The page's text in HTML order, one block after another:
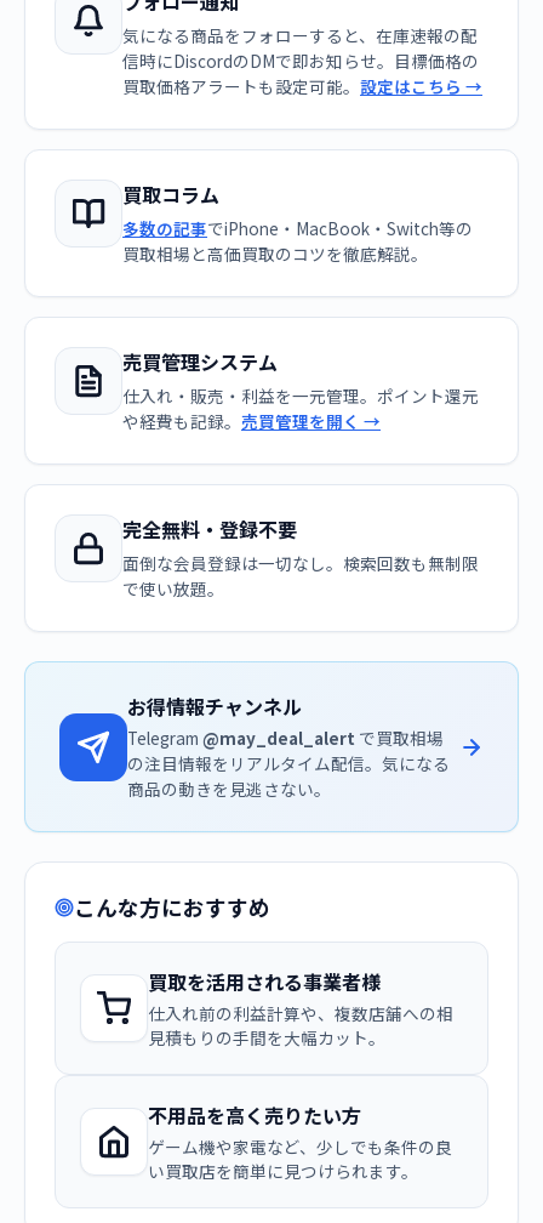
気になる商品をフォローすると、在庫速報の配
信時にDiscordのDMで即お知らせ。目標価格の
買取価格アラートも設定可能。 設定はこちら →
買取コラム
多数の記事でiPhone・MacBook・Switch等の
買取相場と高価買取のコツを徹底解説。
売買管理システム
仕入れ・販売・利益を一元管理。ポイント還元
や経費も記録。 売買管理を開く →
完全無料・登録不要
面倒な会員登録は一切なし。検索回数も無制限
で使い放題。
お得情報チャンネル
Telegram @may_deal_alert で買取相場
の注目情報をリアルタイム配信。気になる
商品の動きを見逃さない。
こんな方におすすめ
買取を活用される事業者様
仕入れ前の利益計算や、複数店舗への相
見積もりの手間を大幅カット。
不用品を高く売りたい方
ゲーム機や家電など、少しでも条件の良
い買取店を簡単に見つけられます。